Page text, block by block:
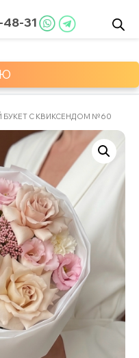
31
С КВИКСЕНДОМ №60